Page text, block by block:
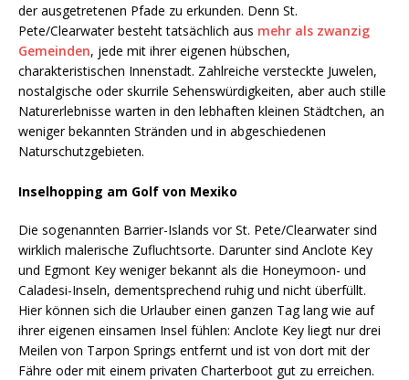
der ausgetretenen Pfade zu erkunden. Denn St.
Pete/Clearwater besteht tatsächlich aus mehr als zwanzig
Gemeinden, jede mit ihrer eigenen hübschen,
charakteristischen Innenstadt. Zahlreiche versteckte Juwelen,
nostalgische oder skurrile Sehenswürdigkeiten, aber auch stille
Naturerlebnisse warten in den lebhaften kleinen Städtchen, an
weniger bekannten Stränden und in abgeschiedenen
Naturschutzgebieten.
Inselhopping am Golf von Mexiko
Die sogenannten Barrier-Islands vor St. Pete/Clearwater sind
wirklich malerische Zufluchtsorte. Darunter sind Anclote Key
und Egmont Key weniger bekannt als die Honeymoon- und
Caladesi-Inseln, dementsprechend ruhig und nicht überfüllt.
Hier können sich die Urlauber einen ganzen Tag lang wie auf
ihrer eigenen einsamen Insel fühlen: Anclote Key liegt nur drei
Meilen von Tarpon Springs entfernt und ist von dort mit der
Fähre oder mit einem privaten Charterboot gut zu erreichen.